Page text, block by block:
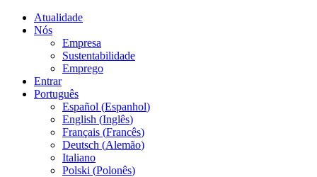
Atualidade
Nós
Empresa
Sustentabilidade
Emprego
Entrar
Português
Español (Espanhol)
English (Inglês)
Français (Francês)
Deutsch (Alemão)
Italiano
Polski (Polonês)